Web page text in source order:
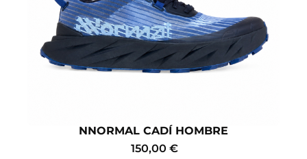
NNORMAL CADÍ HOMBRE
150,00 €